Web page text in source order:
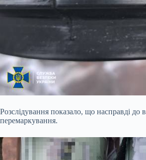
Розслідування показало, що насправді до
перемаркування.